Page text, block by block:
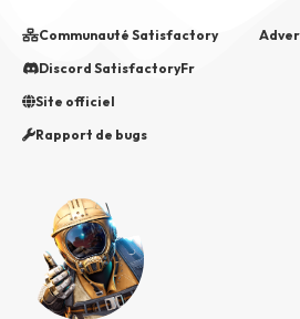
Communauté Satisfactory
Discord SatisfactoryFr
Site officiel
Rapport de bugs